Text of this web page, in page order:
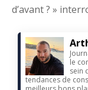
d’avant ? »
le
sein
tendances de